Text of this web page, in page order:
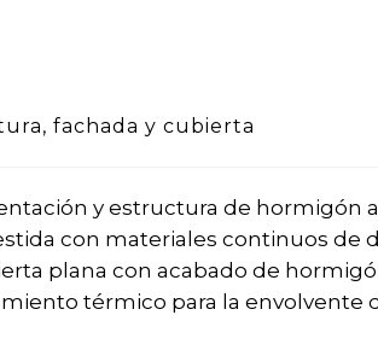
fachada y cubierta
y estructura de hormigón
con materiales continuos de
plana con acabado de
térmico para la envolvente